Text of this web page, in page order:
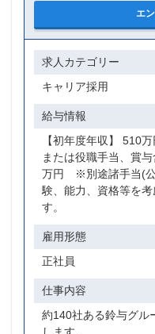
AND検索
OR検索
雇用形態
正社員
勤務地
静岡県
求人カテゴリー
キャリア採用
給与情報
【初年度年収】 510
または役職手当、賞
万円 ※別途諸手当(
験、能力、資格等を
す。
雇用形態
正社員
仕事内容
約140社ある鈴与グル